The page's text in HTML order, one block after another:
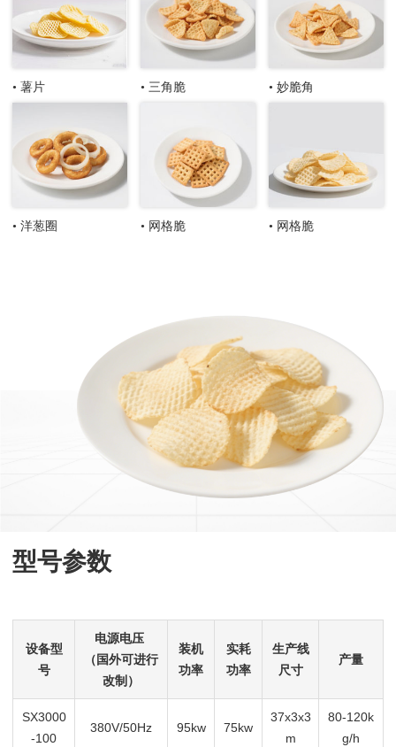
• 薯片 • 三角脆 • 妙脆角
• 洋葱圈 • 网格脆 • 网格脆
型号参数
设备型
号
电源电压
（国外可进行
改制）
装机
功率
实耗
功率
生产线
尺寸
产量
SX3000
-100
380V/50Hz 95kw 75kw
37x3x3
m
80-120k
g/h